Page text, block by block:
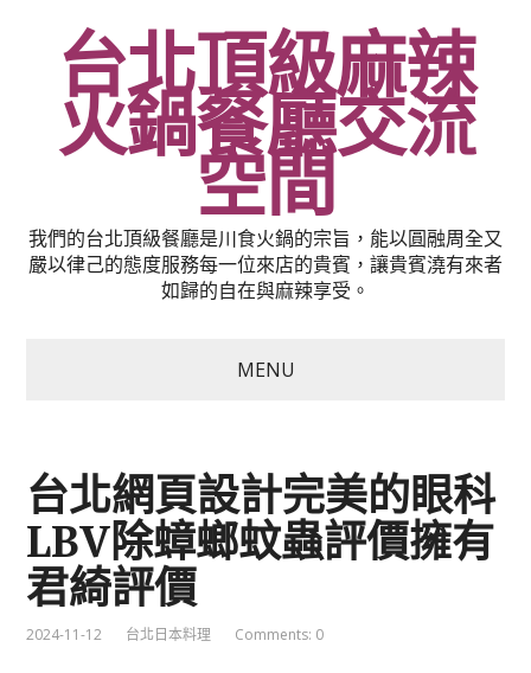
台北頂級麻辣
火鍋餐廳交流
空間
我們的台北頂級餐廳是川食火鍋的宗旨，能以圓融周全又
嚴以律己的態度服務每一位來店的貴賓，讓貴賓澆有來者
如歸的自在與麻辣享受。
MENU
台北網頁設計完美的眼科
LBV除蟑螂蚊蟲評價擁有
君綺評價
2024-11-12 台北日本料理 Comments: 0